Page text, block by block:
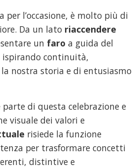
per l’occasione, è molto più di
Da un lato riaccendere
un faro a guida del
continuità,
nostra storia e di entusiasmo
di questa celebrazione e
visuale dei valori e
risiede la funzione
per trasformare concetti
distintive e